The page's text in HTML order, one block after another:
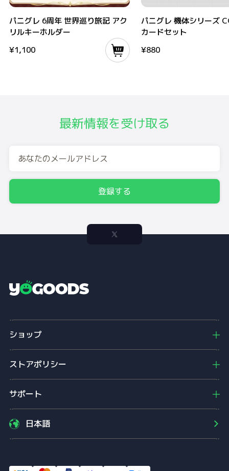
パニグレ 6周年 世界巡り旅記 アク
リルキーホルダー
¥1,100
パニグレ 機体シリーズ
カードセット
¥880
最新情報を受け取る
登録する
g
oショップ
ストアポリシー
サポート
日本語